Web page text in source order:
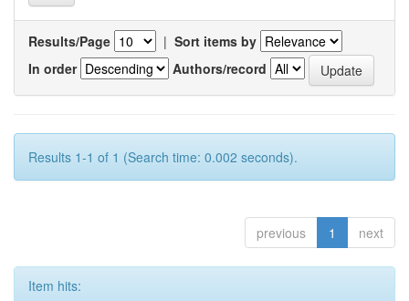
Results/Page | Sort items by
In order
Authors/record
Results 1-1 of 1 (Search time: 0.002 seconds).
previous 1 next
Item hits: